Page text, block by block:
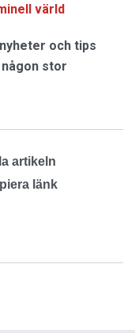
värld
och tips
stor
artikeln
länk